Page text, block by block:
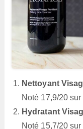
Nettoyant
Noté 17,9/20 sur
Hydratant
Noté 15,7/20 sur